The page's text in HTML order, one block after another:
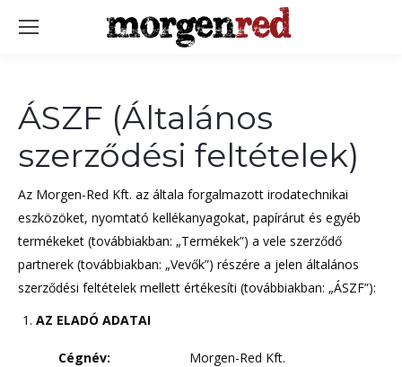
ÁSZF (Általános
szerződési feltételek)
Az Morgen-Red Kft. az általa forgalmazott irodatechnikai
eszközöket, nyomtató kellékanyagokat, papírárut és egyéb
termékeket (továbbiakban: „Termékek”) a vele szerződő
partnerek (továbbiakban: „Vevők”) részére a jelen általános
szerződési feltételek mellett értékesíti (továbbiakban: „ÁSZF”):
AZ ELADÓ ADATAI
Cégnév:
Morgen-Red Kft.